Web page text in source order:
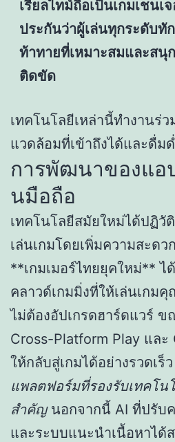
เรียลไทม์ถือเป็นเกมเชน
ประกันว่าผู้เล่นทุกระดับทั
ท้าทายที่เหมาะสมและสนุ
ติดขัด
เทคโนโลยีเหล่านี้ทำงานร่
แวดล้อมที่เข้าถึงได้และดื่ม
การพัฒนาของแอ
นมือถือ
เทคโนโลยีสมัยใหม่ได้ปฏิวั
เล่นเกมโดยเพิ่มความสะด
**เกมเมอร์ไทยยุคใหม่** ไ
คลาวด์เกมมิ่งที่ให้เล่นเกม
ไม่ต้องอัปเกรดฮาร์ดแวร์ ข
Cross-Platform Play และ
ให้กลับสู่เกมได้อย่างรวดเร็ว
แพลตฟอร์มที่รองรับเทคโ
สำคัญนอกจากนี้ AI ที่ปรับ
และระบบแนะนำเนื้อหาได้